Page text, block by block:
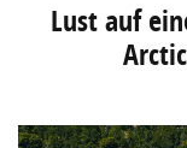
Lust auf